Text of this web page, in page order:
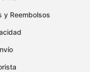
y Reembolsos